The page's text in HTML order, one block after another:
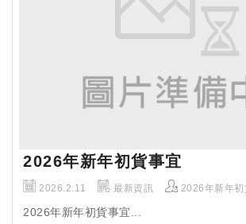
2026年新年初貨事宜
2026.2.11 最新資訊 2026年新年初
2026年新年初貨事宜...